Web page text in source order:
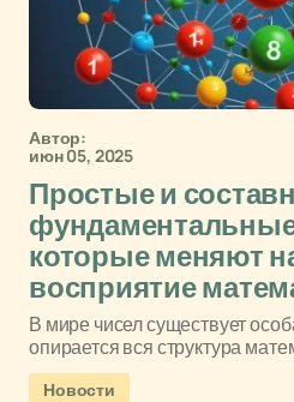
Автор:
июн 05, 2025
Простые и
которые меняют
восприятие
В мире чисел существует
опирается вся структура
Новости